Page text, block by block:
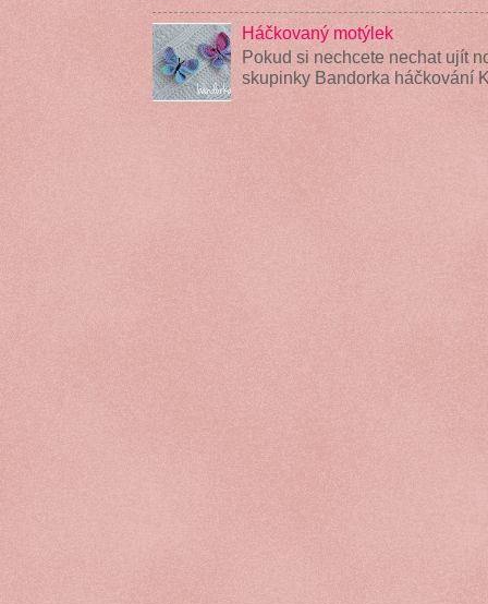
Háčkovaný motýlek
Pokud si nechcete nechat ujít
skupinky Bandorka háčkování